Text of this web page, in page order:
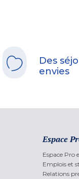
Des
envies
Espace
Espace Pro
Emplois et
Relations